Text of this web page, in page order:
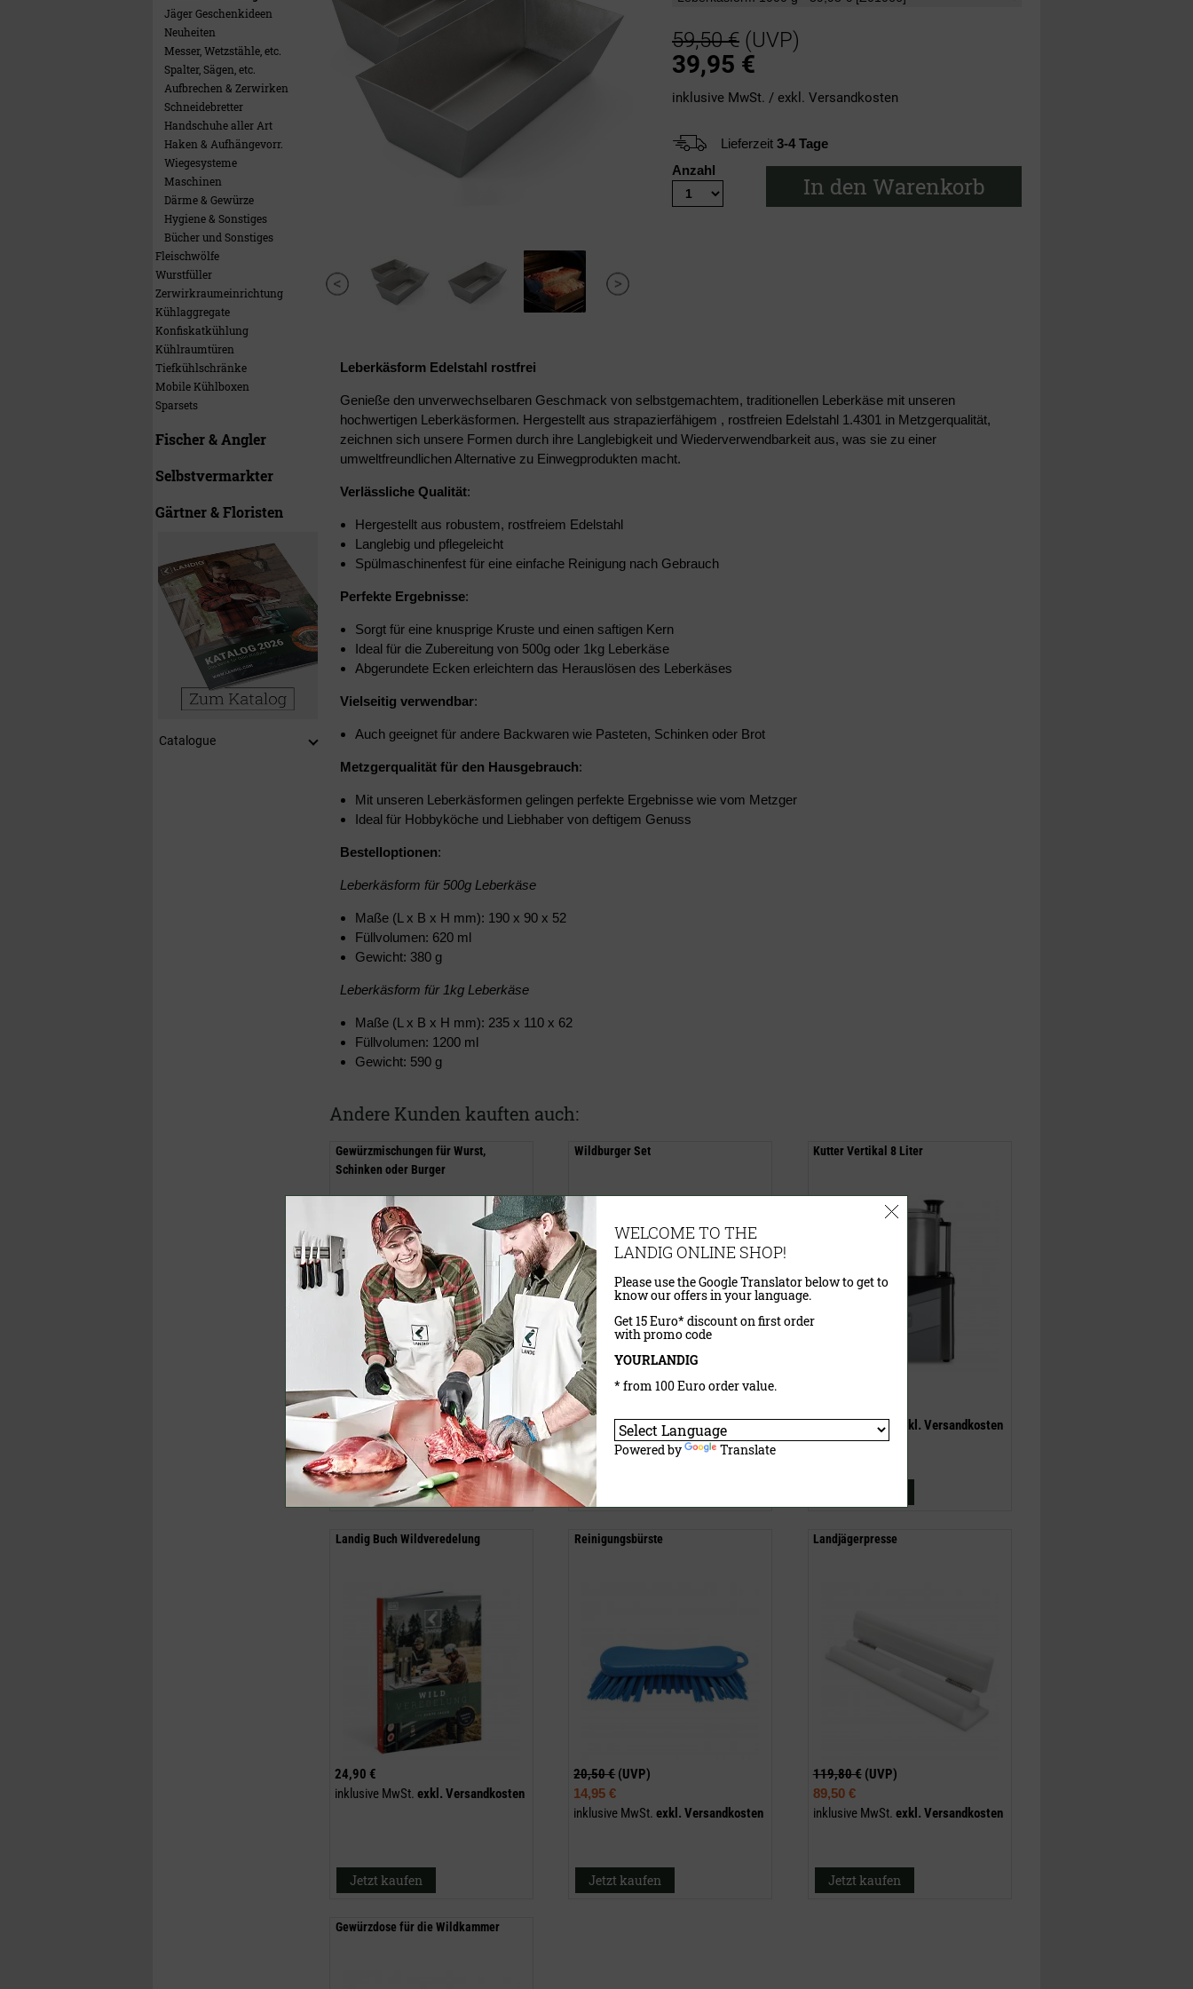
Jäger Geschenkideen
Neuheiten
Messer, Wetzstähle, etc.
Spalter, Sägen, etc.
Aufbrechen & Zerwirken
Schneidebretter
Handschuhe aller Art
Haken & Aufhängevorr.
Wiegesysteme
Maschinen
Därme & Gewürze
Hygiene & Sonstiges
Bücher und Sonstiges
Fleischwölfe
Wurstfüller
Zerwirkraumeinrichtung
Kühlaggregate
Konfiskatkühlung
Kühlraumtüren
Tiefkühlschränke
Mobile Kühlboxen
Sparsets
Fischer & Angler
Selbstvermarkter
Gärtner & Floristen
Catalogue
59,50 € (UVP)
39,95 €
inklusive MwSt. / exkl. Versandkosten
Lieferzeit 3-4 Tage
Anzahl
In den Warenkorb
Leberkäsform Edelstahl rostfrei
Genieße den unverwechselbaren Geschmack von selbstgemachtem, traditionellen Leberkäse mit unseren
hochwertigen Leberkäsformen. Hergestellt aus strapazierfähigem , rostfreien Edelstahl 1.4301 in Metzgerqualität,
zeichnen sich unsere Formen durch ihre Langlebigkeit und Wiederverwendbarkeit aus, was sie zu einer
umweltfreundlichen Alternative zu Einwegprodukten macht.
Verlässliche Qualität:
Hergestellt aus robustem, rostfreiem Edelstahl
Langlebig und pflegeleicht
Spülmaschinenfest für eine einfache Reinigung nach Gebrauch
Perfekte Ergebnisse:
Sorgt für eine knusprige Kruste und einen saftigen Kern
Ideal für die Zubereitung von 500g oder 1kg Leberkäse
Abgerundete Ecken erleichtern das Herauslösen des Leberkäses
Vielseitig verwendbar:
Auch geeignet für andere Backwaren wie Pasteten, Schinken oder Brot
Metzgerqualität für den Hausgebrauch:
Mit unseren Leberkäsformen gelingen perfekte Ergebnisse wie vom Metzger
Ideal für Hobbyköche und Liebhaber von deftigem Genuss
Bestelloptionen:
Leberkäsform für 500g Leberkäse
Maße (L x B x H mm): 190 x 90 x 52
Füllvolumen: 620 ml
Gewicht: 380 g
Leberkäsform für 1kg Leberkäse
Maße (L x B x H mm): 235 x 110 x 62
Füllvolumen: 1200 ml
Gewicht: 590 g
Andere Kunden kauften auch:
Gewürzmischungen für Wurst,
Schinken oder Burger
27,00 €(UVP)
ab 18,95 €
inklusive MwSt. exkl.Versandkosten
Jetzt kaufen
Wildburger Set
282,95 € (UVP)
ab240,50 €
inklusive MwSt.exkl.Versandkosten
Jetzt kaufen
Kutter Vertikal 8 Liter
inklusive MwSt. exkl. Versandkosten
Landig Buch Wildveredelung
24,90 €
inklusive MwSt. exkl. Versandkosten
Jetzt kaufen
Reinigungsbürste
20,50 € (UVP)
14,95 €
inklusive MwSt. exkl.Versandkosten
Jetzt kaufen
Landjägerpresse
119,80 € (UVP)
89,50 €
inklusive MwSt. exkl. Versandkosten
Jetzt kaufen
Gewürzdose für die Wildkammer
WELCOME TO THE
LANDIG ONLINE SHOP!
Please use the Google Translator below to get to
know our offers in your language.
Get 15 Euro* discount on first order
with promo code
YOURLANDIG
* from 100 Euro order value.
Powered by Translate